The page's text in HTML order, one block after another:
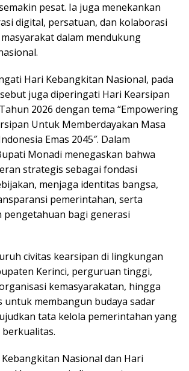
pesat. Ia juga menekankan
digital, persatuan, dan kolaborasi
dalam mendukung
Hari Kebangkitan Nasional, pada
juga diperingati Hari Kearsipan
2026 dengan tema “Empowering
Untuk Memberdayakan Masa
Emas 2045″. Dalam
Monadi menegaskan bahwa
strategis sebagai fondasi
menjaga identitas bangsa,
pemerintahan, serta
pengetahuan bagi generasi
civitas kearsipan di lingkungan
Kerinci, perguruan tinggi,
kemasyarakatan, hingga
untuk membangun budaya sadar
tata kelola pemerintahan yang
Nasional dan Hari